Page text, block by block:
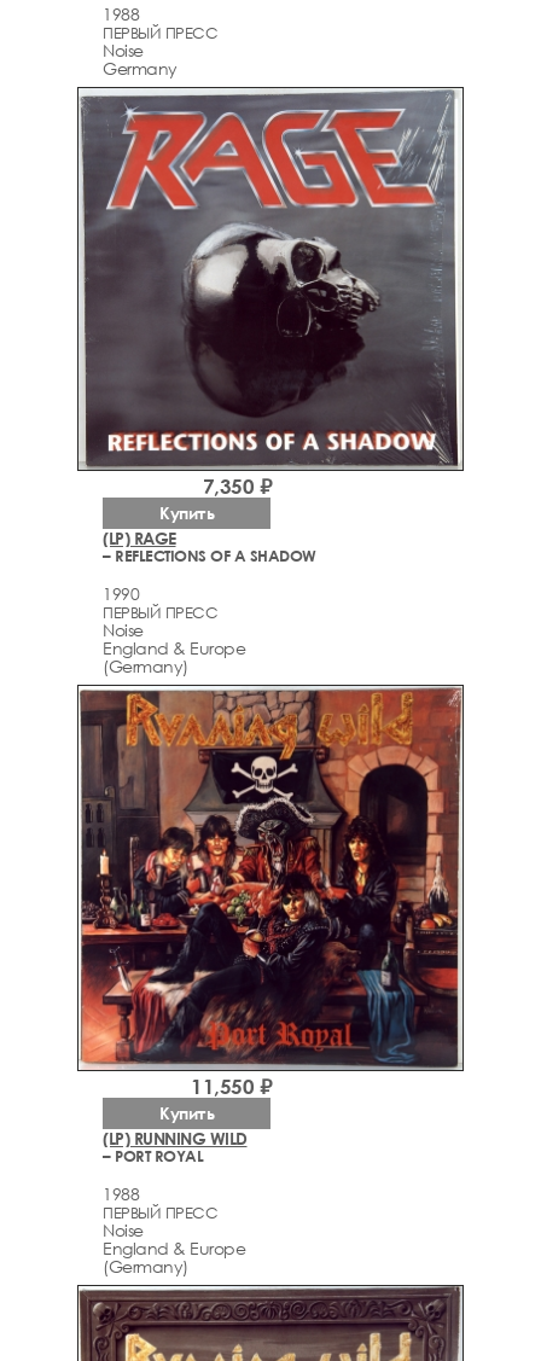
1988
ПЕРВЫЙ ПРЕСС
Noise
Germany
(LP) RAGE
– REFLECTIONS OF A SHADOW
1990
ПЕРВЫЙ ПРЕСС
Noise
England & Europe
(Germany)
7,350 ₽
Купить
(LP) RUNNING WILD
– PORT ROYAL
1988
ПЕРВЫЙ ПРЕСС
Noise
England & Europe
(Germany)
11,550 ₽
Купить